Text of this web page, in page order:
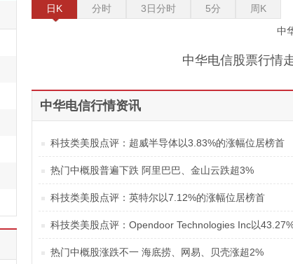
日K 分时 3日分时 5分
周K
中
中华电信股票行情
中华电信行情资讯
科技类美股点评：超威半导体以3.83%的涨幅位居榜首
热门中概股普遍下跌 阿里巴巴、金山云跌超3%
科技类美股点评：英特尔以7.12%的涨幅位居榜首
科技类美股点评：Opendoor Technologies Inc以
热门中概股涨跌不一 海底捞、网易、贝壳涨超2%